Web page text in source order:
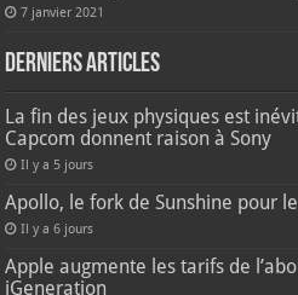
7 janvier 2021
Derniers articles
La fin des jeux physiques est
Capcom donnent raison à Sony
Il y a 5 jours
Apollo, le fork de Sunshine pour
Il y a 6 jours
Apple augmente les tarifs de
iGeneration